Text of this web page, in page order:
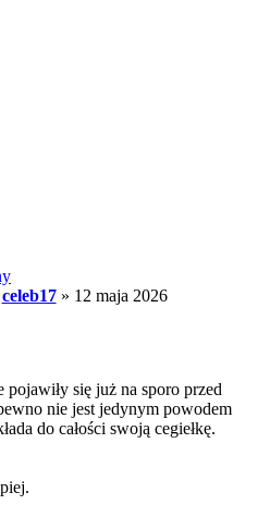
celeb17» 12 maja 2026
pojawiły się już na sporo przed
nie jest jedynym powodem
do całości swoją cegiełkę.